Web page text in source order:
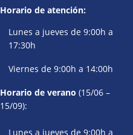
Horario de atención:
Lunes a jueves de 9:00h a
17:30h
Viernes de 9:00h a 14:00h
Horario de verano (15/06 –
15/09):
Lunes a jueves de 9:00h a